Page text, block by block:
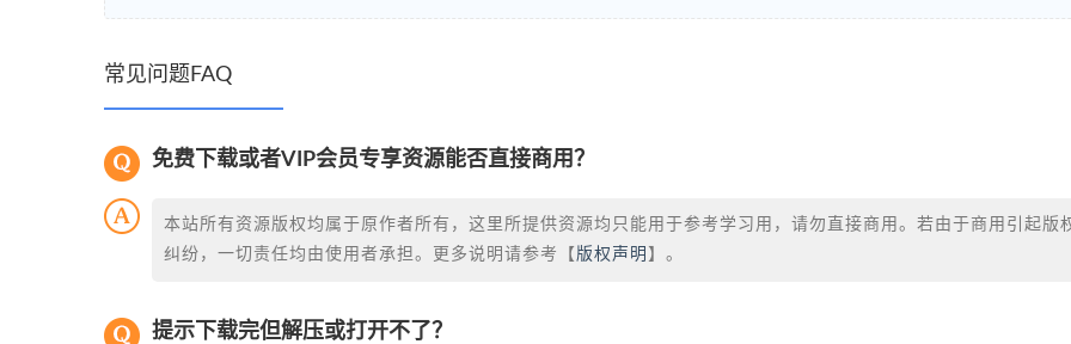
常见问题FAQ
免费下载或者VIP会员专享资源能否直接商用？
本站所有资源版权均属于原作者所有，这里所提供资源均只能用于参考学习用，请勿直接商用。若由于商用引起版
纠纷，一切责任均由使用者承担。更多说明请参考【 版权声明 】。
提示下载完但解压或打开不了？